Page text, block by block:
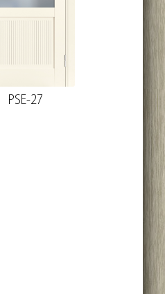
PSE-27